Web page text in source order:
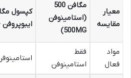
معیار
مقایسه
مگافن 500
(استامینوفن
500MG)
کپسول
مواد
فعال
فقط
استامینوفن